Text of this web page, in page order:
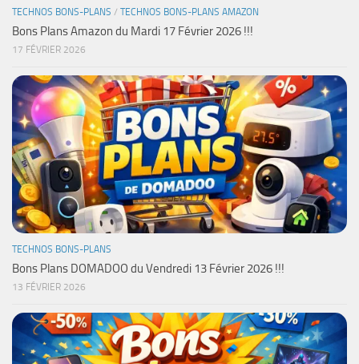
TECHNOS BONS-PLANS / TECHNOS BONS-PLANS AMAZON
Bons Plans Amazon du Mardi 17 Février 2026 !!!
17 FÉVRIER 2026
TECHNOS BONS-PLANS
Bons Plans DOMADOO du Vendredi 13 Février 2026 !!!
13 FÉVRIER 2026